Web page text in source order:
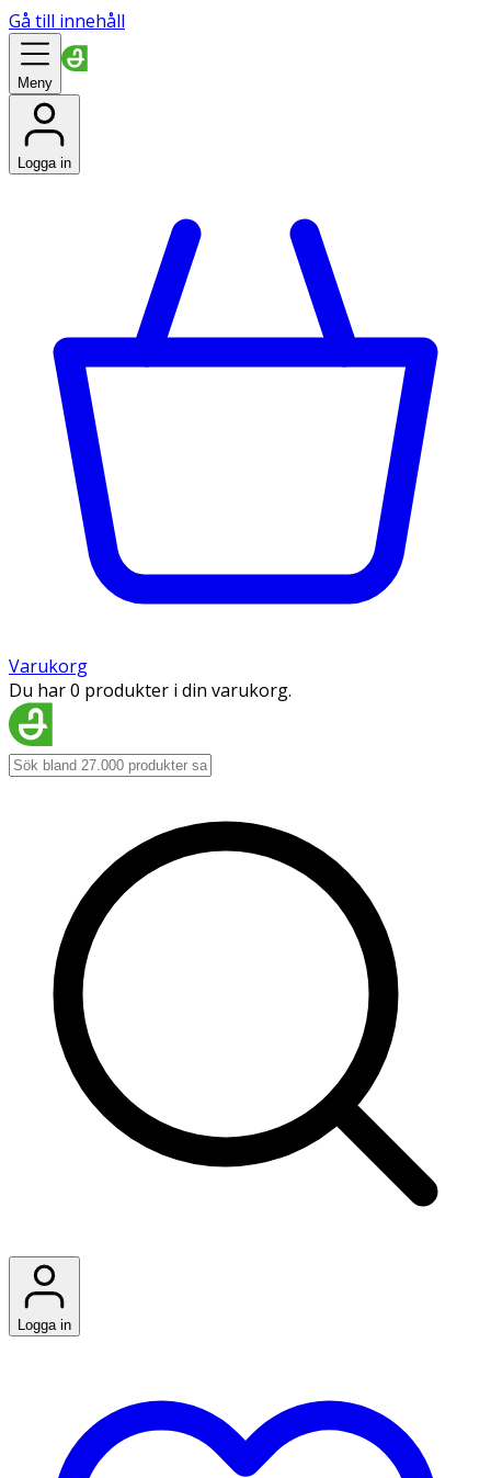
Gå till innehåll
Meny
Logga in
Varukorg
Du har 0 produkter i din varukorg.
Logga in